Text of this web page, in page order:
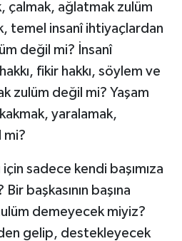
çalmak, ağlatmak zulüm
temel insanî ihtiyaçlardan
değil mi? İnsanî
fikir hakkı, söylem ve
zulüm değil mi? Yaşam
yaralamak,
mi?
sadece kendi başımıza
başkasının başına
demeyecek miyiz?
gelip, destekleyecek